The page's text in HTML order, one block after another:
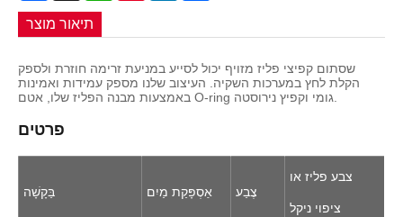
תיאור מוצר
שסתום קפיצי פליז מזויף יכול לסייע במניעת זרימה חוזרת ולספק
הקלת לחץ במערכות השקיה. העיצוב שלנו מספק עמידות ואמינות
פרטים
בַּקָשָׁה אַסְפָּקַת מַיִם צֶבַע
צבע פליז או
ציפוי ניקל